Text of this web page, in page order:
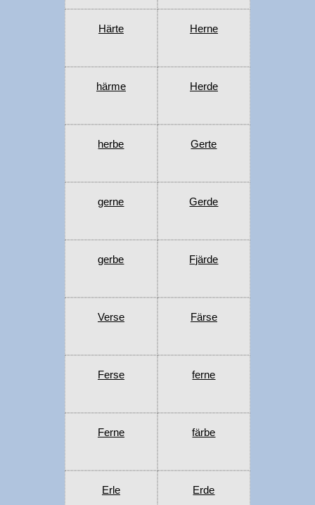
Härte Herne
härme Herde
herbe Gerte
gerne Gerde
gerbe Fjärde
Verse Färse
Ferse ferne
Ferne färbe
Erle Erde